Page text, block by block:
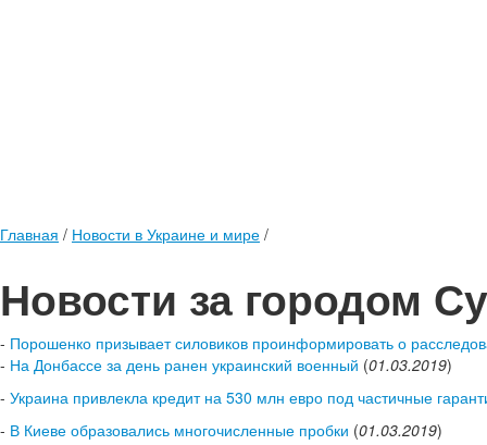
Главная / Новости в Украине и мире /
Новости за городом
- Порошенко призывает силовиков проинформировать о
- На Донбассе за день ранен украинский военный (01.03.2019)
- Украина привлекла кредит на 530 млн евро под частичные
- В Киеве образовались многочисленные пробки (01.03.2019)